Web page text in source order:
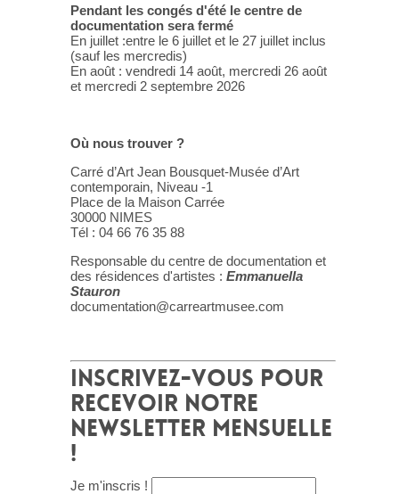
Pendant les congés d'été le centre de
documentation sera fermé
En juillet :entre le 6 juillet et le 27 juillet inclus
(sauf les mercredis)
En août : vendredi 14 août, mercredi 26 août
et mercredi 2 septembre 2026
Où nous trouver ?
Carré d’Art Jean Bousquet-Musée d’Art
contemporain, Niveau -1
Place de la Maison Carrée
30000 NIMES
Tél : 04 66 76 35 88
Responsable du centre de documentation et
des résidences d'artistes : Emmanuella
Stauron
documentation@carreartmusee.com
INSCRIVEZ-VOUS POUR
RECEVOIR NOTRE
NEWSLETTER MENSUELLE
!
Je m'inscris !